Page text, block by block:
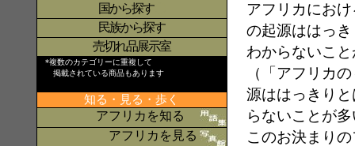
国から探す〇
民族から探す
売切れ品展示室
*複数のカテゴリーに重複して
掲載されている商品もあります
知る・見る・歩く
アフリカを知る
アフリカを見る
アフリカにお
の起源ははっ
わからないこ
（「アフリカ
源ははっきり
らないことが
このお決まり